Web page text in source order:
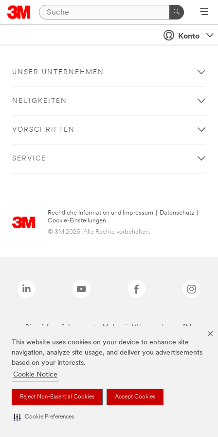
This website uses cookies on your device to enhance site
navigation, analyze site usage, and deliver you advertisements
based on your interests.
Cookie Notice
Reject Non-Essential Cookies Accept Cookies
Cookie Preferences
Konto
UNSER UNTERNEHMEN
NEUIGKEITEN
VORSCHRIFTEN
SERVICE
Rechtliche Information und Impressum Datenschutz
Cookie-Einstellungen
© 3M 2026. Alle Rechte vorbehalten..
Die auf dieser Seite genannten Marken sind Warenzeichen von 3M.